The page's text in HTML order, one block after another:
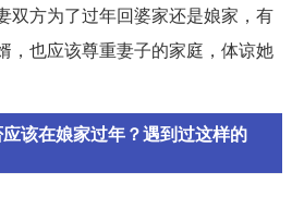
双方为了过年回婆家还是娘家，有
，也应该尊重妻子的家庭，体谅她
该在娘家过年？遇到过这样的